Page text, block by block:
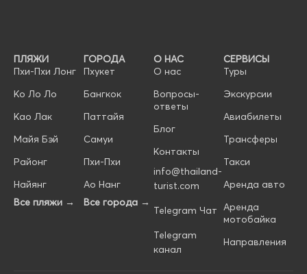
ПЛЯЖИ
Пхи-Пхи Лонг
Ко Ло Ло
Као Лак
Майя Бэй
Районг
Найянг
Все пляжи →
ГОРОДА
Пхукет
Бангкок
Паттайя
Самуи
Пхи-Пхи
Ао Нанг
Все города →
О НАС
О нас
Вопросы-
ответы
Блог
Контакты
info@thailand-
turist.com
Telegram Чат
Telegram
канал
СЕРВИСЫ
Туры
Экскурсии
Авиабилеты
Трансферы
Такси
Аренда авто
Аренда
мотобайка
Направления